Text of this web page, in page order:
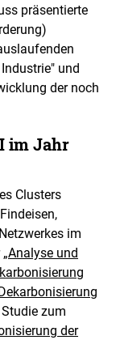
präsentierte
und
der noch
im Jahr
Clusters
im
Analyse und
zum
der